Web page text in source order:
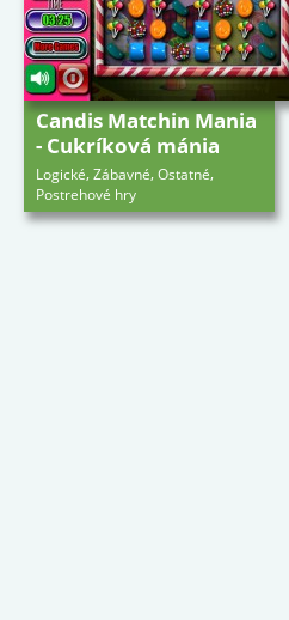
Candis Matchin Mania
- Cukríková mánia
Logické,Zábavné,Ostatné,
Postrehové hry